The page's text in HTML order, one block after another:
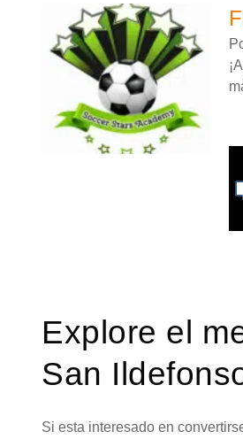
Explore el
San
Si esta interesado en